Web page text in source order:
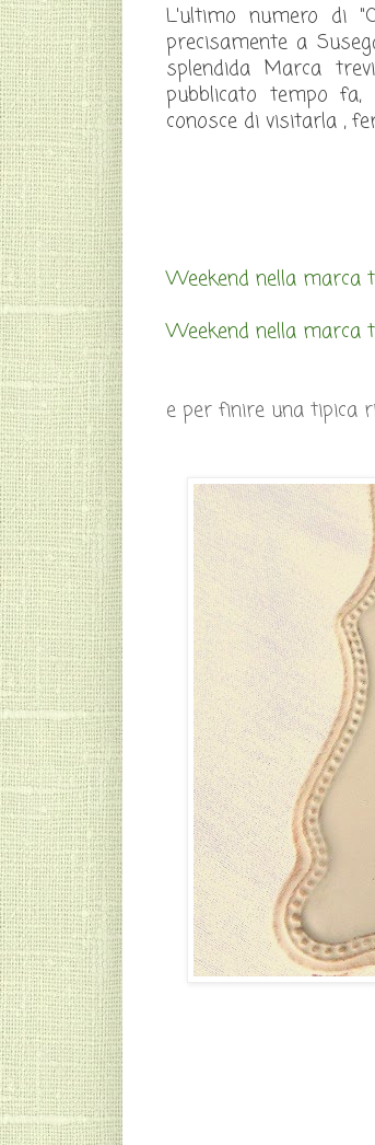
L'ultimo numero di
precisamente a
splendida Marca
pubblicato tempo
conosce di visitarla ,
Weekend nella marca
Weekend nella marca
e per finire una tipica